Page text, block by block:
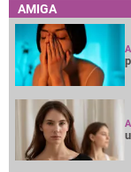
AMIGA